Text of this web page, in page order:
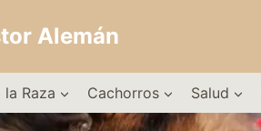
Alemán
Raza Cachorros Salud